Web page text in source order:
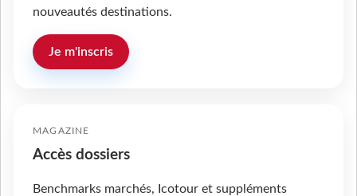
nouveautés destinations.
Je m'inscris
MAGAZINE
Accès dossiers
Benchmarks marchés, Icotour et suppléments